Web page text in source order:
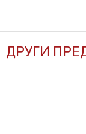
ДРУГИ